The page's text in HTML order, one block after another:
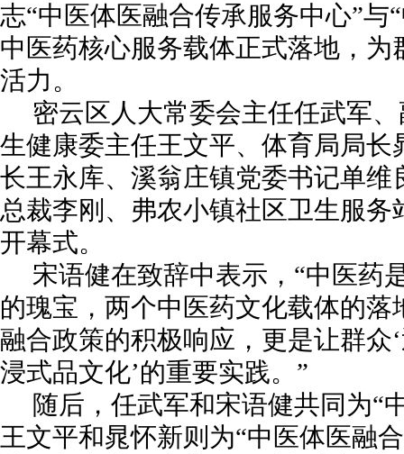
志“中医体医融合传承服务中心”与
中医药核心服务载体正式落地，为
活力。
密云区人大常委会主任任武军
生健康委主任王文平、体育局局长
长王永库、溪翁庄镇党委书记单维
总裁李刚、弗农小镇社区卫生服务
开幕式。
宋语健在致辞中表示，“中医药
的瑰宝，两个中医药文化载体的落
融合政策的积极响应，更是让群众
浸式品文化’的重要实践。”
随后，任武军和宋语健共同为“
王文平和晁怀新则为“中医体医融